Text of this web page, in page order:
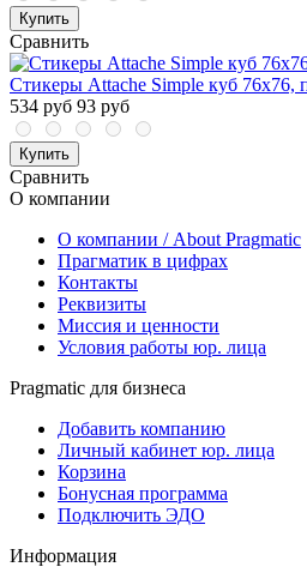
Купить
Сравнить
Стикеры Attache Simple куб 76х76,
534 руб 93 руб
Купить
Сравнить
О компании
О компании / About Pragmatic
Прагматик в цифрах
Контакты
Реквизиты
Миссия и ценности
Условия работы юр. лица
Pragmatic для бизнеса
Добавить компанию
Личный кабинет юр. лица
Корзина
Бонусная программа
Подключить ЭДО
Информация